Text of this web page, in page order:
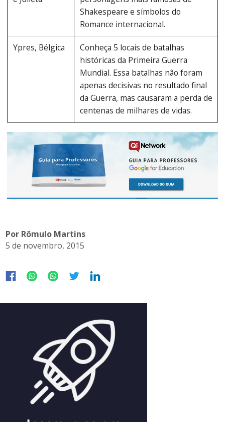
Shakespeare e símbolos do
Romance internacional.
Ypres, Bélgica
Conheça 5 locais de batalhas
históricas da Primeira Guerra
Mundial. Essa batalhas não foram
apenas decisivas no resultado final
da Guerra, mas causaram a perda de
centenas de milhares de vidas.
Por Rômulo Martins
5 de novembro, 2015